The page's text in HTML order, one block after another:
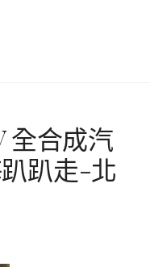
全合成汽
趴走-北